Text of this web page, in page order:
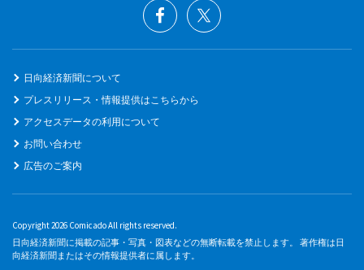
日向経済新聞について
プレスリリース・情報提供はこちらから
アクセスデータの利用について
お問い合わせ
広告のご案内
Copyright 2026 Comicado All rights reserved.
日向経済新聞に掲載の記事・写真・図表などの無断転載を禁止します。 著作権は日
向経済新聞またはその情報提供者に属します。